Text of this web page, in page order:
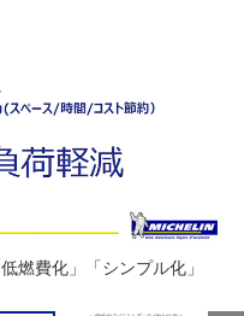
燃費化」「シンプル化」